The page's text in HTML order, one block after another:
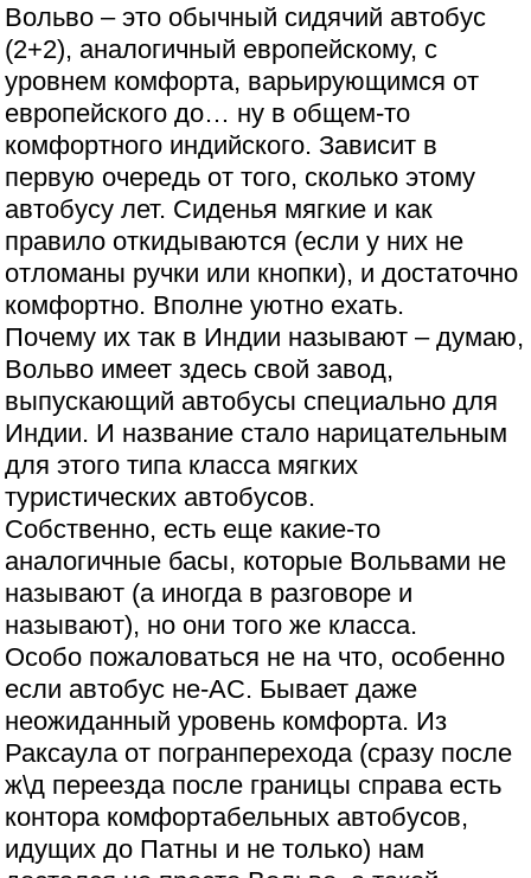
Вольво – это обычный сидячий автобус
(2+2), аналогичный европейскому, с
уровнем комфорта, варьирующимся от
европейского до… ну в общем-то
комфортного индийского. Зависит в
первую очередь от того, сколько этому
автобусу лет. Сиденья мягкие и как
правило откидываются (если у них не
отломаны ручки или кнопки), и достаточно
комфортно. Вполне уютно ехать.
Почему их так в Индии называют – думаю,
Вольво имеет здесь свой завод,
выпускающий автобусы специально для
Индии. И название стало нарицательным
для этого типа класса мягких
туристических автобусов.
Собственно, есть еще какие-то
аналогичные басы, которые Вольвами не
называют (а иногда в разговоре и
называют), но они того же класса.
Особо пожаловаться не на что, особенно
если автобус не-АС. Бывает даже
неожиданный уровень комфорта. Из
Раксаула от погранперехода (сразу после
ж\д переезда после границы справа есть
контора комфортабельных автобусов,
идущих до Патны и не только) нам